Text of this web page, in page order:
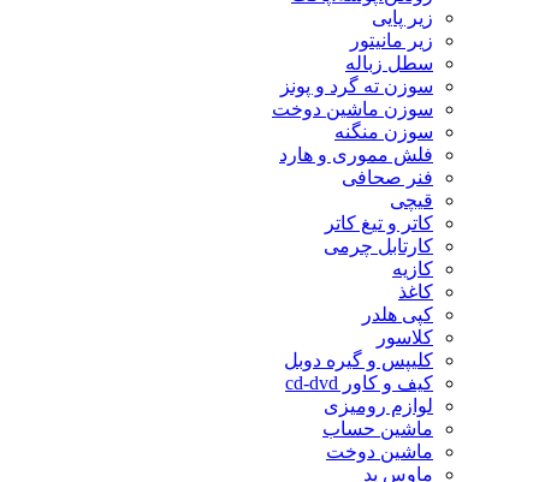
زیر پایی
زیر مانیتور
سطل زباله
سوزن ته گرد و پونز
سوزن ماشین دوخت
سوزن منگنه
فلش مموری و هارد
فنر صحافی
قیچی
کاتر و تیغ کاتر
کارتابل چرمی
کازیه
کاغذ
کپی هلدر
کلاسور
کلیپس و گیره دوبل
کیف و کاور cd-dvd
لوازم رومیزی
ماشین حساب
ماشین دوخت
ماوس پد